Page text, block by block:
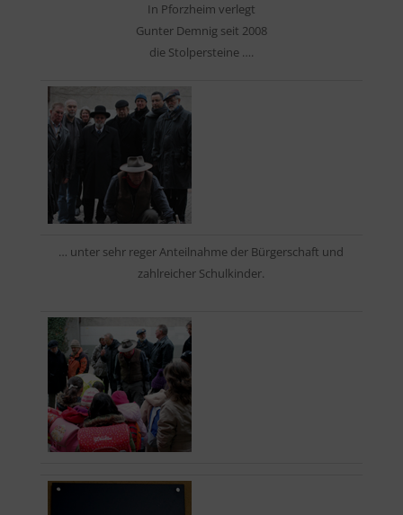
In Pforzheim verlegt
Gunter Demnig seit 2008
die Stolpersteine ….
… unter sehr reger Anteilnahme der Bürgerschaft und
zahlreicher Schulkinder.